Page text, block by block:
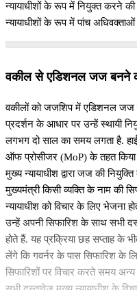
न्यायाधीशों के रूप में नियुक्त करने की
न्यायाधीशों के रूप में पांच
वकील से एडिशनल जज बनने
वकीलों को जजशिप में एडिशनल जज
प्रदर्शन के आधार पर उन्हें स्थायी
लगभग दो साल का समय लगता है. हाई
ऑफ प्रोसीजर (MoP) के तहत किया
मुख्य न्यायाधीश द्वारा जज की
मुख्यमंत्री किसी व्यक्ति के नाम की
न्यायाधीश को विचार के लिए भेजना
उन्हें अपनी सिफारिश के साथ सभी
होते हैं. यह प्रक्रिया छह सप्ताह के
लेंगे कि गवर्नर के पास सिफारिश के
सिफारिशों पर विचार करते समय